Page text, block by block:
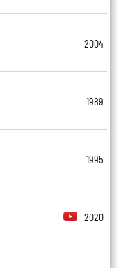
2004
1989
1995
2020